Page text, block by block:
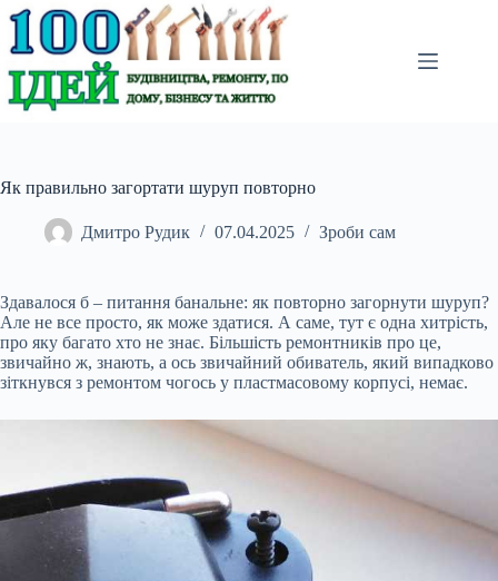
Перейти
до
вмісту
Як правильно загортати шуруп повторно
Дмитро Рудик 07.04.2025 Зроби сам
Здавалося б – питання банальне: як повторно загорнути шуруп?
Але не все просто, як може здатися. А саме, тут є одна хитрість,
про яку багато хто не знає. Більшість ремонтників про це,
звичайно ж, знають, а ось звичайний обиватель, який випадково
зіткнувся з ремонтом чогось у пластмасовому корпусі, немає.